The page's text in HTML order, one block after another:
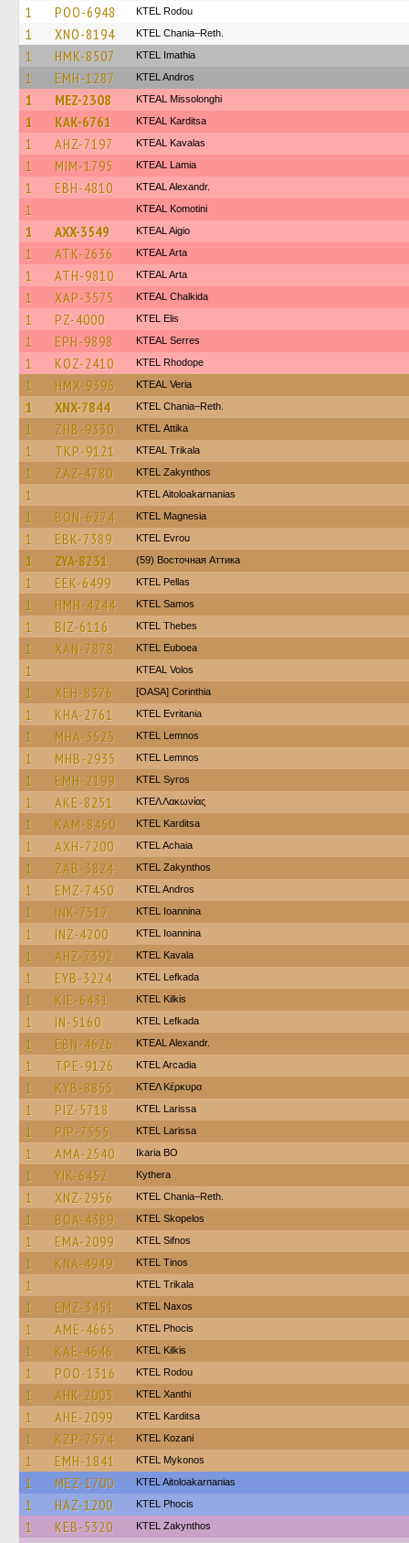
1 POO-6948 ΚΤΕL Rodou
1 XNO-8194 KTEL Chania–Reth.
1 HMK-8507 KTEL Imathia
1 EMH-1287 KTEL Andros
1 MEZ-2308 KTEAL Missolonghi
1 KAK-6761 KTEAL Karditsa
1 AHZ-7197 KTEAL Kavalas
1 MIM-1795 KTEAL Lamia
1 EBH-4810 KTEAL Alexandr.
1 KTEAL Komotini
1 AXX-3549 KTEAL Aigio
1 ATK-2636 KTEAL Arta
1 ATH-9810 KTEAL Arta
1 XAP-3575 KTEAL Chalkida
1 PZ-4000 KTEL Elis
1 EPH-9898 KTEAL Serres
1 KOZ-2410 KTEL Rhodope
1 HMX-9396 KTEAL Veria
1 XNX-7844 KTEL Chania–Reth.
1 ZHB-9330 KΤΕL Αttika
1 TKP-9121 KTEAL Trikala
1 ZAZ-4780 KTEL Zakynthos
1 KTEL Aitoloakarnanias
1 BON-6274 ΚΤΕL Magnesia
1 EBK-7389 KTEL Evrou
1 ZYA-8231 (59) Восточная Аттика
1 EEK-6499 KTEL Pellas
1 HMH-4244 KTEL Samos
1 BIZ-6116 KTEL Thebes
1 XAN-7878 ΚΤΕL Euboea
1 KTEAL Volos
1 XEH-8376 [OASA] Corinthia
1 KHA-2761 ΚΤΕL Evritania
1 MHA-3525 KTEL Lemnos
1 MHB-2935 KTEL Lemnos
1 EMH-2199 KTEL Syros
1 AKE-8251 ΚΤΕΛ Λακωνίας
1 KAM-8450 ΚΤΕL Karditsa
1 AXH-7200 KTEL Achaia
1 ZAB-3824 KTEL Zakynthos
1 EMZ-7450 KTEL Andros
1 INK-7517 KTEL Ioannina
1 INZ-4200 KTEL Ioannina
1 AHZ-7392 KTEL Kavala
1 EYB-3224 KTEL Lefkada
1 KIE-6431 KTEL Kilkis
1 IN-5160 KTEL Lefkada
1 EBN-4626 KTEAL Alexandr.
1 TPE-9126 KTEL Arcadia
1 KYB-8855 ΚΤΕΛ Κέρκυρα
1 PIZ-5718 KTEL Larissa
1 PIP-7555 KTEL Larissa
1 AMA-2540 Ikaria BO
1 YIK-6452 Kythera
1 XNZ-2956 KTEL Chania–Reth.
1 BOA-4389 KTEL Skopelos
1 EMA-2099 KTEL Sifnos
1 KNA-4949 KTEL Tinos
1 ΚΤΕL Τrikala
1 EMZ-3451 KTEL Naxos
1 AME-4665 ΚΤΕL Phocis
1 KAE-4646 KTEL Kilkis
1 POO-1316 ΚΤΕL Rodou
1 AHK-2003 KTEL Xanthi
1 AHE-2099 ΚΤΕL Karditsa
1 KZP-7574 ΚΤΕL Kozani
1 EMH-1841 KTEL Mykonos
1 MEZ-1700 KTEL Aitoloakarnanias
1 HAZ-1200 ΚΤΕL Phocis
1 KEB-5320 KTEL Zakynthos